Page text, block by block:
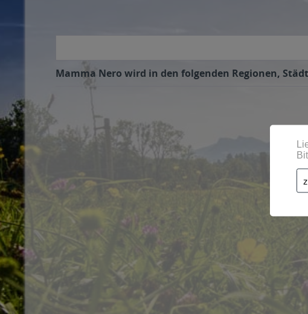
Mamma Nero wird in den folgenden Regionen,